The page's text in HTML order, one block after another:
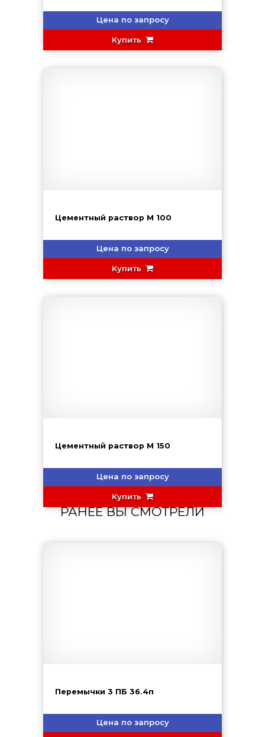
Цена по запросу
Купить
Цементный раствор М 100
Цена по запросу
Купить
Цементный раствор М 150
Цена по запросу
Купить
РАНЕЕ ВЫ СМОТРЕЛИ
Перемычки 3 ПБ 36.4п
Цена по запросу